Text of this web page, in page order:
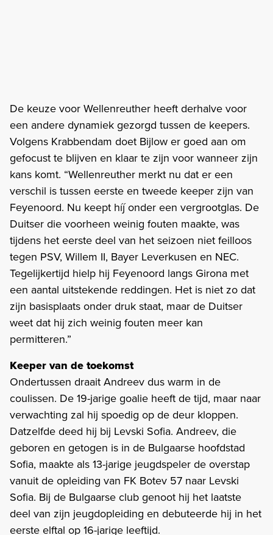
De keuze voor Wellenreuther heeft derhalve voor
een andere dynamiek gezorgd tussen de keepers.
Volgens Krabbendam doet Bijlow er goed aan om
gefocust te blijven en klaar te zijn voor wanneer zijn
kans komt. “Wellenreuther merkt nu dat er een
verschil is tussen eerste en tweede keeper zijn van
Feyenoord. Nu keept híj onder een vergrootglas. De
Duitser die voorheen weinig fouten maakte, was
tijdens het eerste deel van het seizoen niet feilloos
tegen PSV, Willem II, Bayer Leverkusen en NEC.
Tegelijkertijd hielp hij Feyenoord langs Girona met
een aantal uitstekende reddingen. Het is niet zo dat
zijn basisplaats onder druk staat, maar de Duitser
weet dat hij zich weinig fouten meer kan
permitteren.”
Keeper van de toekomst
Ondertussen draait Andreev dus warm in de
coulissen. De 19-jarige goalie heeft de tijd, maar naar
verwachting zal hij spoedig op de deur kloppen.
Datzelfde deed hij bij Levski Sofia. Andreev, die
geboren en getogen is in de Bulgaarse hoofdstad
Sofia, maakte als 13-jarige jeugdspeler de overstap
vanuit de opleiding van FK Botev 57 naar Levski
Sofia. Bij de Bulgaarse club genoot hij het laatste
deel van zijn jeugdopleiding en debuteerde hij in het
eerste elftal op 16-jarige leeftijd.